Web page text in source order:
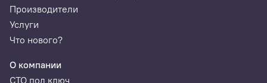
Производители
Услуги
Что нового?
О компании
СТО под ключ